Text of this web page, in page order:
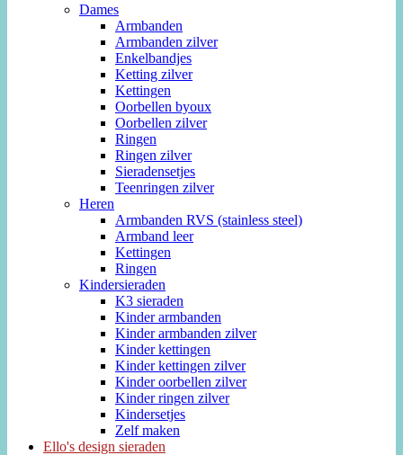
Dames
Armbanden
Armbanden zilver
Enkelbandjes
Ketting zilver
Kettingen
Oorbellen byoux
Oorbellen zilver
Ringen
Ringen zilver
Sieradensetjes
Teenringen zilver
Heren
Armbanden RVS (stainless steel)
Armband leer
Kettingen
Ringen
Kindersieraden
K3 sieraden
Kinder armbanden
Kinder armbanden zilver
Kinder kettingen
Kinder kettingen zilver
Kinder oorbellen zilver
Kinder ringen zilver
Kindersetjes
Zelf maken
Ello's design sieraden